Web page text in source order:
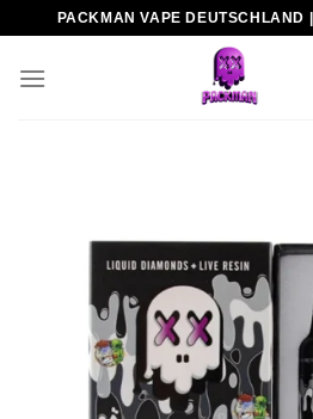
springen
PACKMAN VAPE DEUTSCHLAND